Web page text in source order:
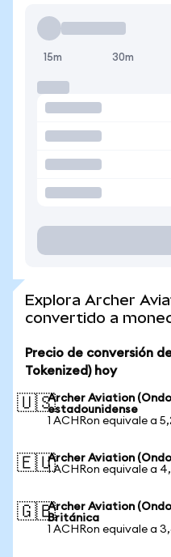
15m 30m
Explora Archer
convertido a
Precio de conversión
Tokenized) hoy
🇺🇸Archer Aviation
estadounidense
1 ACHRon equivale a
🇪🇺Archer Aviation
1 ACHRon equivale a
🇬🇧Archer Aviation
Británica
1 ACHRon equivale a